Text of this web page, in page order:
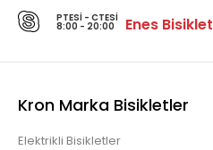
PTESI - CTESI
8:00 - 20:00 Enes Bisiklet
Kron Marka Bisikletler
Elektrikli Bisikletler